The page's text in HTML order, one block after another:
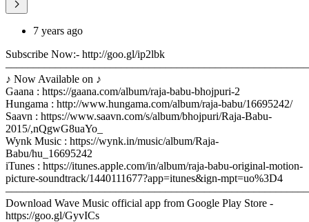
7 years ago
Subscribe Now:- http://goo.gl/ip2lbk
♪ Now Available on ♪
Gaana : https://gaana.com/album/raja-babu-bhojpuri-2
Hungama : http://www.hungama.com/album/raja-babu/16695242/
Saavn : https://www.saavn.com/s/album/bhojpuri/Raja-Babu-
2015/,nQgwG8uaYo_
Wynk Music : https://wynk.in/music/album/Raja-
Babu/hu_16695242
iTunes : https://itunes.apple.com/in/album/raja-babu-original-motion-
picture-soundtrack/1440111677?app=itunes&ign-mpt=uo%3D4
Download Wave Music official app from Google Play Store -
https://goo.gl/GyvICs